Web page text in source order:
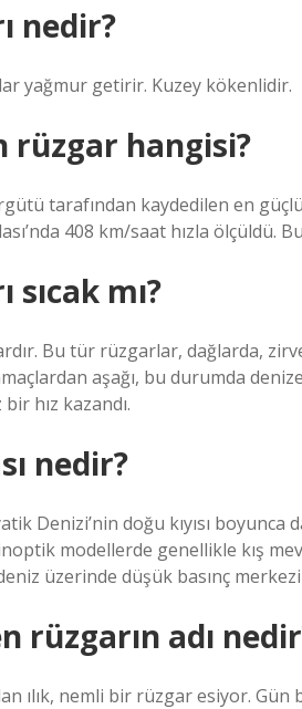
nedir?
yağmur getirir. Kuzey kökenlidir.
rüzgar hangisi?
tarafından kaydedilen en
408 km/saat hızla ölçüldü.
sıcak mı?
Bu tür rüzgarlar, dağlarda,
aşağı, bu durumda
hız kazandı.
nedir?
Denizi’nin doğu kıyısı
modellerde genellikle kış
üzerinde düşük basınç
rüzgarın adı
ılık, nemli bir rüzgar esiyor.